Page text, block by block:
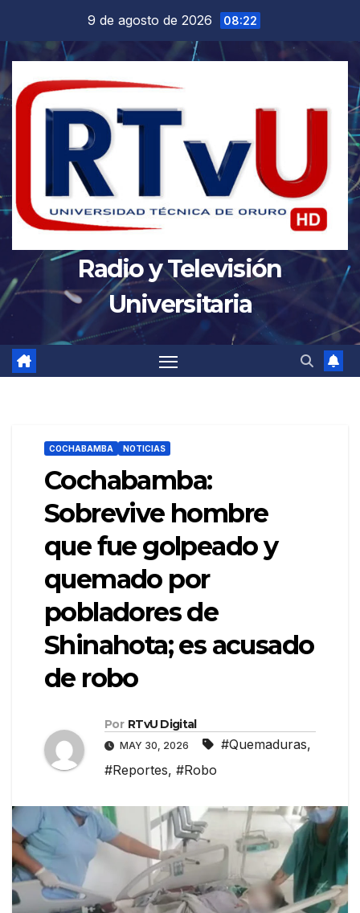
contenido
9 de agosto de 2026 08:22
Radio y Televisión
Universitaria
COCHABAMBA NOTICIAS
Cochabamba:
Sobrevive hombre
que fue golpeado y
quemado por
pobladores de
Shinahota; es acusado
de robo
Por RTvU Digital
MAY 30, 2026 #Quemaduras,
#Reportes, #Robo